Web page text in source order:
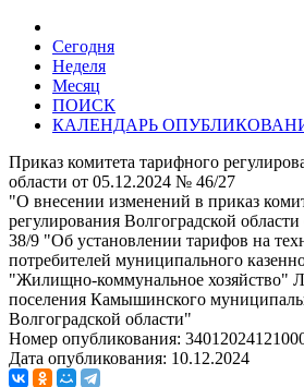
Сегодня
Неделя
Месяц
ПОИСК
КАЛЕНДАРЬ
Приказ комитета тарифного
области от 05.12.2024 № 46/27
"О внесении изменений в приказ
регулирования Волгоградской
38/9 "Об установлении тарифов на
потребителей муниципального
"Жилищно-коммунальное хозяйство"
поселения Камышинского
Волгоградской области"
Номер опубликования:
Дата опубликования: 10.12.2024